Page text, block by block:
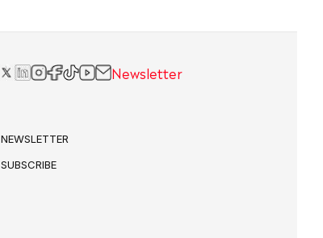
Newsletter
NEWSLETTER
SUBSCRIBE